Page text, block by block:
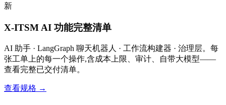
新
X-ITSM AI 功能完整清单
AI 助手 · LangGraph 聊天机器人 · 工作流构建器 · 治理层。每
张工单上的每一个操作,含成本上限、审计、自带大模型——
查看完整已交付清单。
查看规格 →